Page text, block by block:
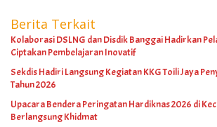
Berita Terkait
Kolaborasi DSLNG dan Disdik Banggai Hadirkan
Ciptakan Pembelajaran Inovatif
Sekdis Hadiri Langsung Kegiatan KKG Toili Jaya
Tahun 2026
Upacara Bendera Peringatan Hardiknas 2026 di
Berlangsung Khidmat